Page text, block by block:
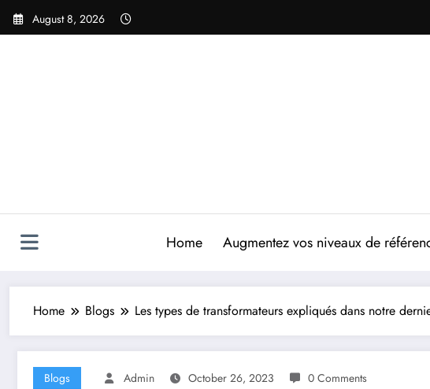
Skip
August 8, 2026
Home Augmentez vos niveaux de
Home Blogs Les types de transformateurs expliqués dans notre
Blogs Admin October 26, 2023 0 Comments